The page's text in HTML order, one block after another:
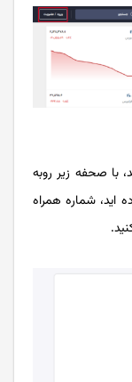
با صحفه زیر روبه
اید، شماره همراه